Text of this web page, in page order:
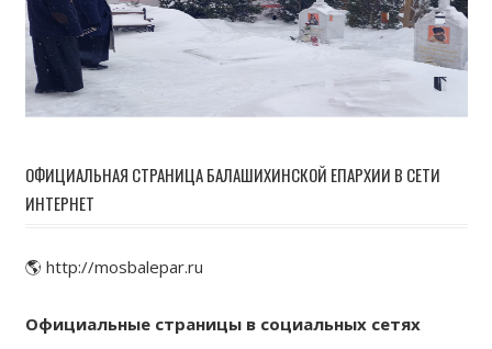
ОФИЦИАЛЬНАЯ СТРАНИЦА БАЛАШИХИНСКОЙ ЕПАРХИИ В СЕТИ
ИНТЕРНЕТ
🌎 http://mosbalepar.ru
Официальные страницы в социальных сетях